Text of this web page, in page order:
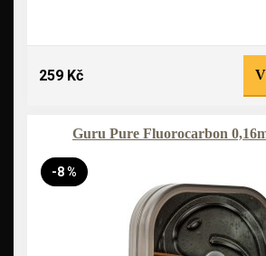
259 Kč
Guru Pure Fluorocarbon
-8 %